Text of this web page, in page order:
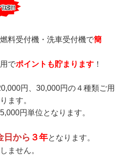
料受付機・洗車受付機で簡
でポイントも貯まります ！
円、30,000円の４種類ご用
ます。
円単位となります。
日から ３年となります。
ません。